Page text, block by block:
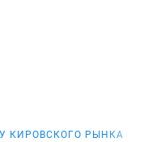
КИРОВСКОГО РЫНКА